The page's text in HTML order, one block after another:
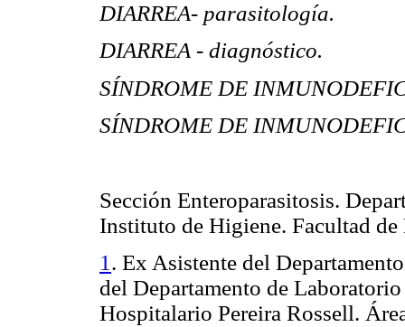
DIARREA- parasitología.
DIARREA - diagnóstico.
SÍNDROME DE
SÍNDROME DE
Sección Enteroparasitosis.
Instituto de Higiene. Facultad
1 . Ex Asistente del
del Departamento de
Hospitalario Pereira Rossell.